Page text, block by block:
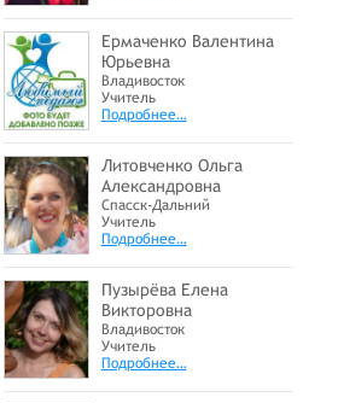
Ермаченко Валентина
Юрьевна
Владивосток
Учитель
Подробнее…
Литовченко Ольга
Александровна
Спасск-Дальний
Учитель
Подробнее…
Пузырёва Елена
Викторовна
Владивосток
Учитель
Подробнее…